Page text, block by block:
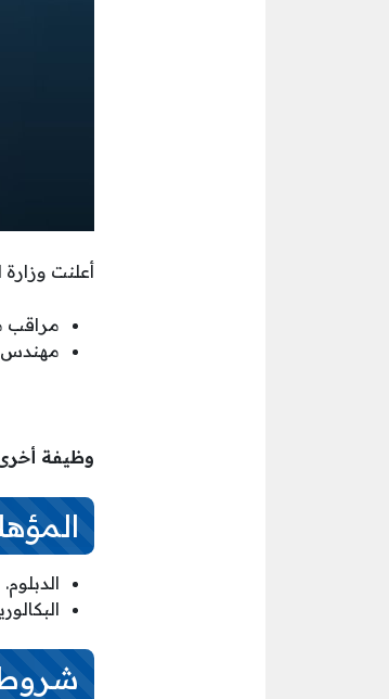
أعلنت
مراقب
مهندس
وظيفة
الدبلوم.
شروط